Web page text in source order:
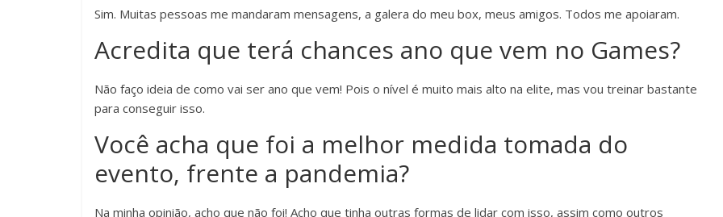
Sim. Muitas pessoas me mandaram mensagens, a galera do meu box, meus amigos. Todos me apoiaram.
Acredita que terá chances ano que vem no Games?
Não faço ideia de como vai ser ano que vem! Pois o nível é muito mais alto na elite, mas vou treinar bastante
para conseguir isso.
Você acha que foi a melhor medida tomada do
evento, frente a pandemia?
Na minha opinião, acho que não foi! Acho que tinha outras formas de lidar com isso, assim como outros